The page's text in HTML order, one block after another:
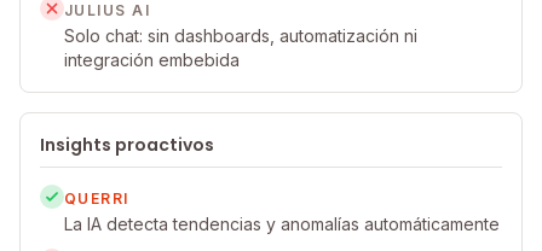
JULIUS AI
Solo chat: sin dashboards, automatización ni
integración embebida
Insights proactivos
QUERRI
La IA detecta tendencias y anomalías automáticamente